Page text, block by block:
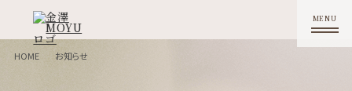
HOME お知らせ